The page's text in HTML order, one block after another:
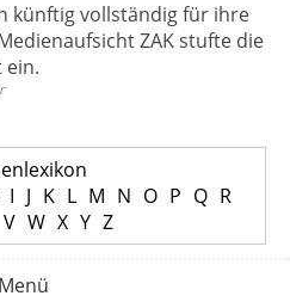
künftig vollständig für ihre
ZAK stufte die
ein.
I J K L M N O P Q R
V W X Y Z
Menü